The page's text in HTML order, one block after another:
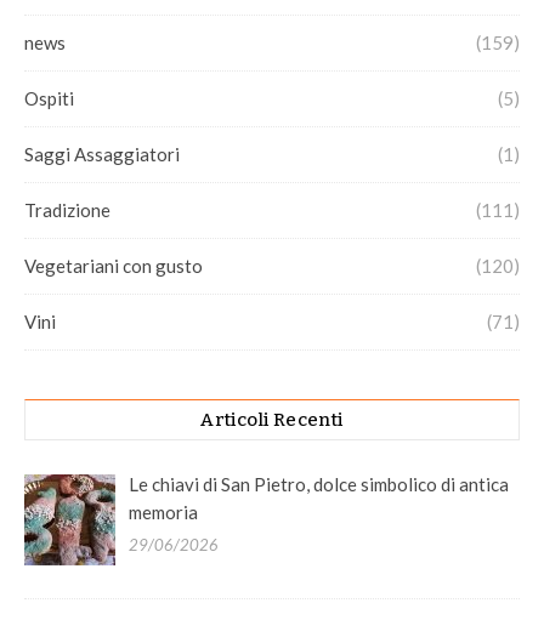
news (159)
Ospiti (5)
Saggi Assaggiatori (1)
Tradizione (111)
Vegetariani con gusto (120)
Vini (71)
Articoli Recenti
Le chiavi di San Pietro, dolce simbolico di antica
memoria
29/06/2026